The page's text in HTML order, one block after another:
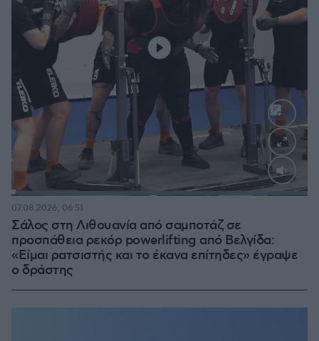
Loaded:
Σάλος στη Λιθουανία από σαμποτάζ σε
προσπάθεια ρεκόρ powerlifting από Βελγίδα:
«Είμαι ρατσιστής και το έκανα επίτηδες» έγραψε
ο δράστης
07.08.2026, 06:51